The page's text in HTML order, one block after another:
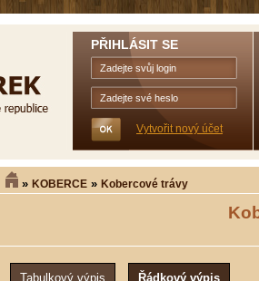
» KOBERCE » Kobercové trávy
PŘIHLÁSIT SE
Vytvořit nový účet